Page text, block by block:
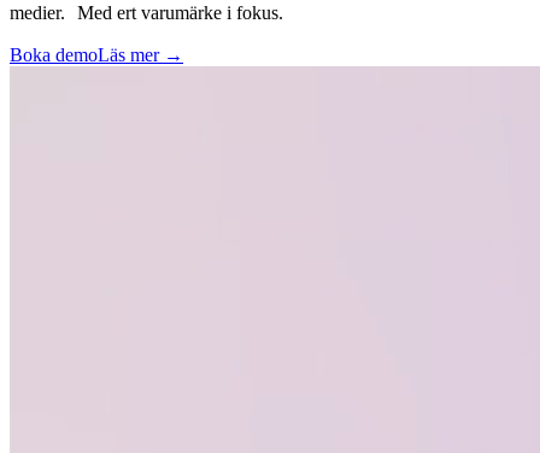
medier. Med ert varumärke i fokus.
Boka demoLäs mer →